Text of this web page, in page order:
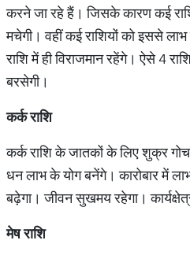
करने जा रहे हैं। जिसके कारण कई
मचेगी। वहीं कई राशियों को इससे
राशि में ही विराजमान रहेंगे। ऐसे 4
बरसेगी।
कर्कराशि
कर्क राशि के जातकों के लिए शुक्र
धन लाभ के योग बनेंगे। कारोबार में
बढ़ेगा। जीवन सुखमय रहेगा।
मेषराशि